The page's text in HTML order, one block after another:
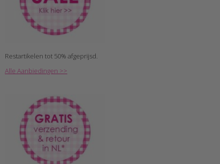
Restartikelen tot 50% afgeprijsd.
Alle Aanbiedingen >>